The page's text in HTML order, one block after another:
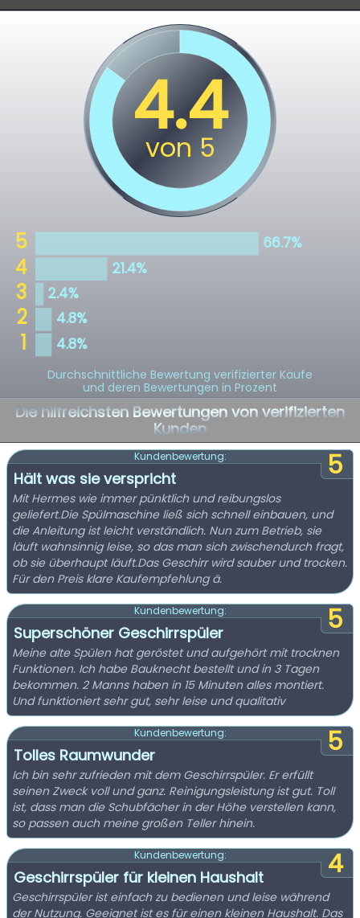
Durchschnittliche Bewertung verifizierter Käufe
und deren Bewertungen in Prozent
Die hilfreichsten Bewertungen von verifizierten
Kunden
5
Kundenbewertung:
Hält was sie verspricht
Mit Hermes wie immer pünktlich und reibungslos
geliefert.Die Spülmaschine ließ sich schnell einbauen, und
die Anleitung ist leicht verständlich. Nun zum Betrieb, sie
läuft wahnsinnig leise, so das man sich zwischendurch fragt,
ob sie überhaupt läuft.Das Geschirr wird sauber und trocken.
Für den Preis klare Kaufempfehlung ä.
5
Kundenbewertung:
Superschöner Geschirrspüler
Meine alte Spülen hat geröstet und aufgehört mit trocknen
Funktionen. Ich habe Bauknecht bestellt und in 3 Tagen
bekommen. 2 Manns haben in 15 Minuten alles montiert.
Und funktioniert sehr gut, sehr leise und qualitativ
5
Kundenbewertung:
Tolles Raumwunder
Ich bin sehr zufrieden mit dem Geschirrspüler. Er erfüllt
seinen Zweck voll und ganz. Reinigungsleistung ist gut. Toll
ist, dass man die Schubfächer in der Höhe verstellen kann,
so passen auch meine großen Teller hinein.
4
Kundenbewertung:
Geschirrspüler für kleinen Haushalt
Geschirrspüler ist einfach zu bedienen und leise während
der Nutzung. Geeignet ist es für einen kleinen Haushalt. Das